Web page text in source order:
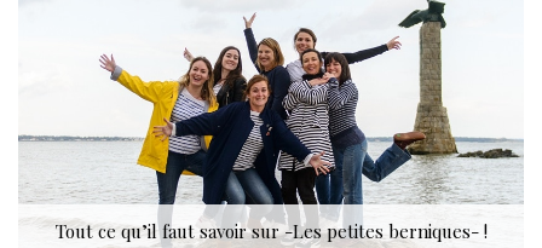
Tout ce qu’il faut savoir sur -Les petites berniques- !